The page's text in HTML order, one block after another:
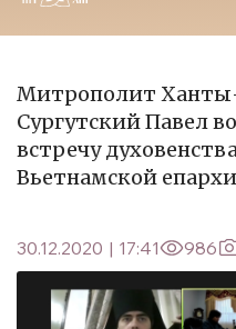
Митрополит
Сургутский Павел
встречу
Вьетнамской
30.12.2020 | 17:41 986